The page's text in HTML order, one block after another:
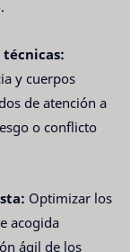
y cuerpos
de atención a
o conflicto
Optimizar los
acogida
ágil de los